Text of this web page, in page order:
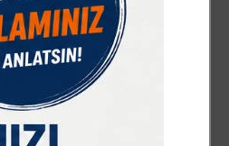
GRAM ALTIN